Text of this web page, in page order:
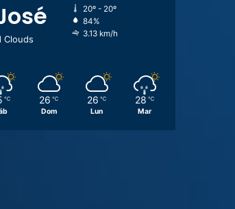
Clouds
20º - 20º
84%
3.13 km/h
℃ 26 ℃
Dom
26 ℃
Lun
28 ℃
Mar